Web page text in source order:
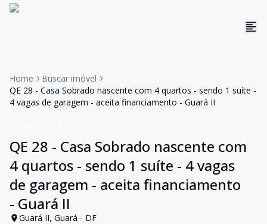
Home
Buscar imóvel
QE 28 - Casa Sobrado nascente com 4 quartos - sendo 1 suíte -
4 vagas de garagem - aceita financiamento - Guará II
QE 28 - Casa Sobrado nascente com
4 quartos - sendo 1 suíte - 4 vagas
de garagem - aceita financiamento
- Guará II
Guará II, Guará - DF